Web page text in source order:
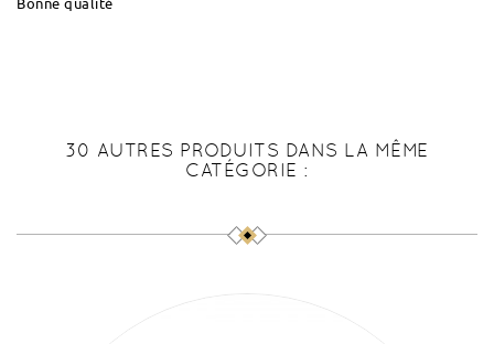
Bonne qualité
30 AUTRES PRODUITS DANS LA MÊME
CATÉGORIE :